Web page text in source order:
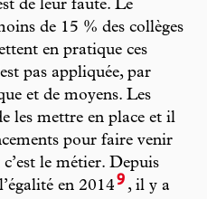
de leur faute. Le
de 15 % des collèges
en pratique ces
pas appliquée, par
et de moyens. Les
les mettre en place et il
pour faire venir
le métier. Depuis
en 20149 , il y a